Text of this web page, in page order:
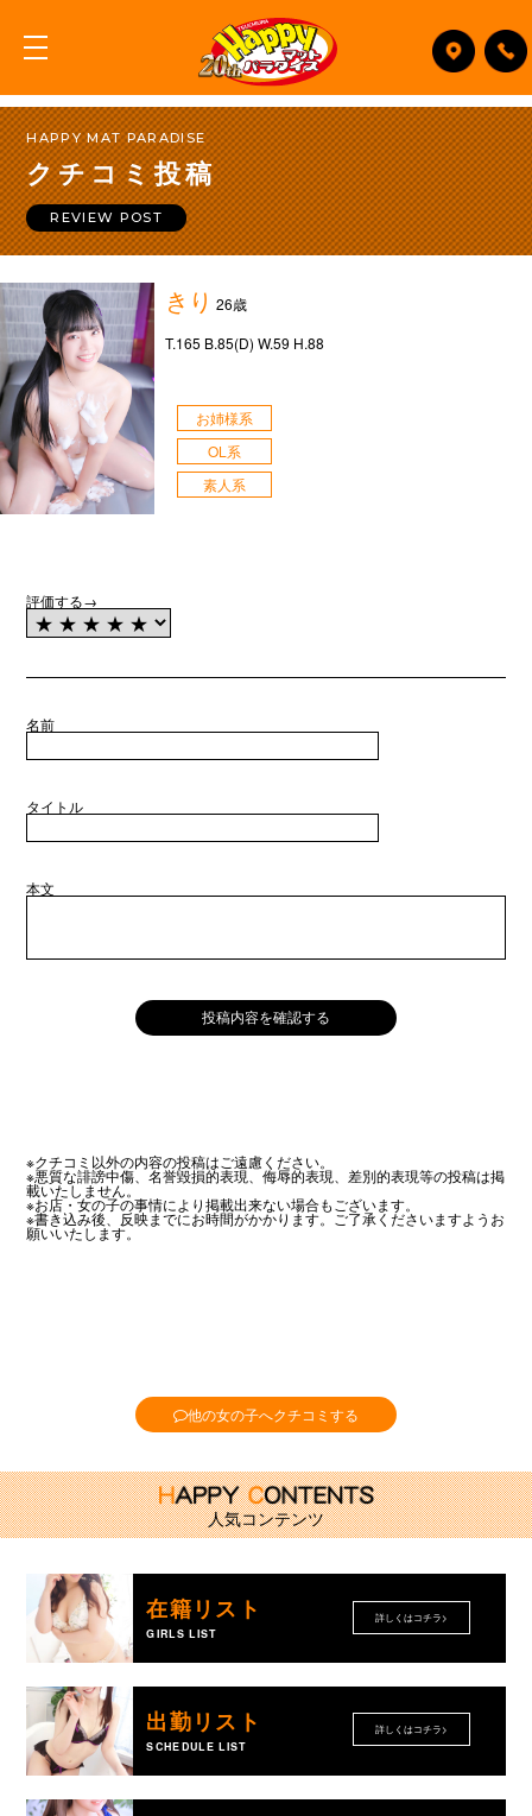
HAPPY MAT PARADISE
クチコミ投稿
REVIEW POST
きり 26歳
T.165 B.85(D) W.59 H.88
お姉様系
OL系
素人系
評価する→
名前
タイトル
本文
※クチコミ以外の内容の投稿はご遠慮ください。
※悪質な誹謗中傷、名誉毀損的表現、侮辱的表現、差別的表現等の投稿は掲
載いたしません。
※お店・女の子の事情により掲載出来ない場合もございます。
※書き込み後、反映までにお時間がかかります。ご了承くださいますようお
願いいたします。
他の女の子へクチコミする
人気コンテンツ
在籍リスト
GIRLS LIST
詳しくはコチラ>
出勤リスト
SCHEDULE LIST
詳しくはコチラ>